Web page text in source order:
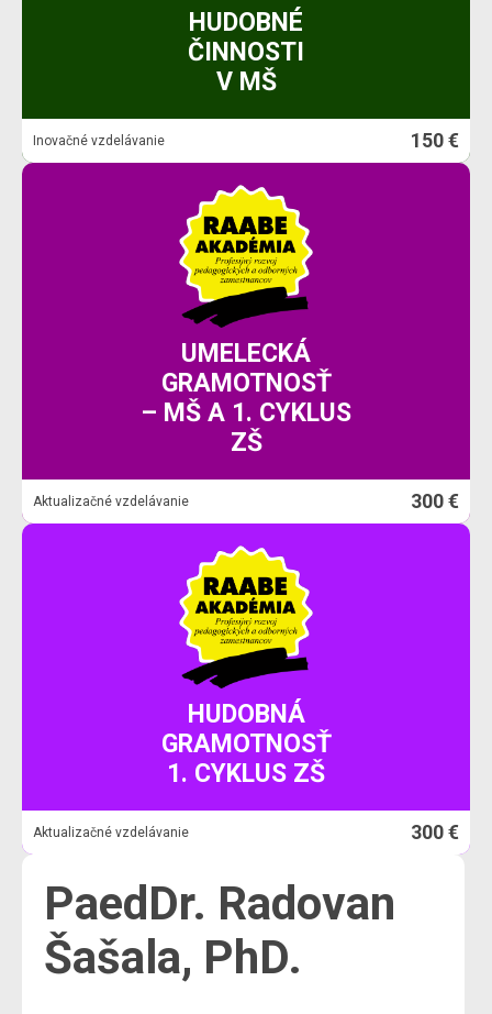
HUDOBNÉ
ČINNOSTI
V MŠ
Inovačné vzdelávanie 150 €
UMELECKÁ
GRAMOTNOSŤ
– MŠ A 1. CYKLUS
ZŠ
Aktualizačné vzdelávanie 300 €
HUDOBNÁ
GRAMOTNOSŤ
1. CYKLUS ZŠ
Aktualizačné vzdelávanie 300 €
PaedDr. Radovan
Šašala, PhD.